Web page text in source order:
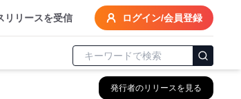
リリースを受信 ログイン/会員登録
発行者のリリースを見る